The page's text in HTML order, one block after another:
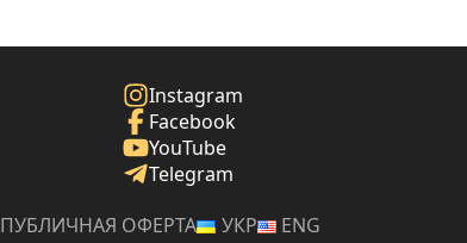
Instagram
Facebook
YouTube
Telegram
ПУБЛИЧНАЯ ОФЕРТА УКР ENG